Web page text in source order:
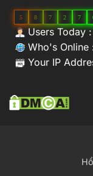
5 8 7 2 7
Users Today
Who's Online
Your IP